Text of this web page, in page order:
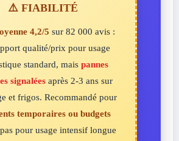
⚠️ FIABILITÉ
4,2/5 sur 82 000 avis :
qualité/prix pour usage
standard, mais pannes
signaléesaprès 2-3 ans sur
et frigos. Recommandé pour
temporaires ou budgets
pour usage intensif longue